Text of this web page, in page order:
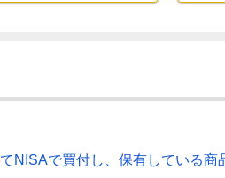
NISAで買付し、保有している商